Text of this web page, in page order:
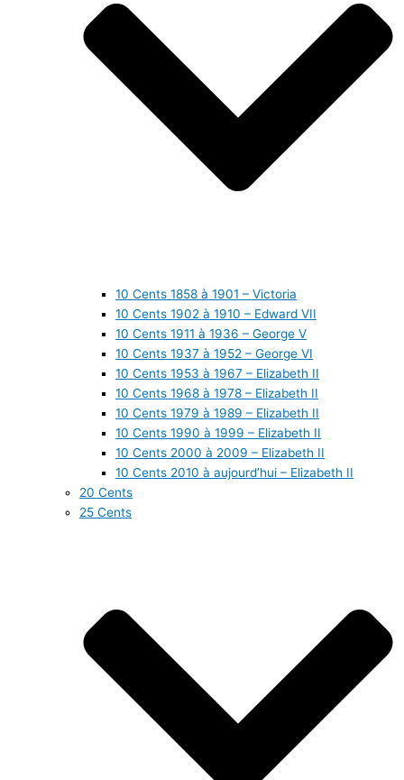
10 Cents 1858 à 1901 – Victoria
10 Cents 1902 à 1910 – Edward VII
10 Cents 1911 à 1936 – George V
10 Cents 1937 à 1952 – George VI
10 Cents 1953 à 1967 – Elizabeth II
10 Cents 1968 à 1978 – Elizabeth II
10 Cents 1979 à 1989 – Elizabeth II
10 Cents 1990 à 1999 – Elizabeth II
10 Cents 2000 à 2009 – Elizabeth II
10 Cents 2010 à aujourd’hui – Elizabeth II
20 Cents
25 Cents